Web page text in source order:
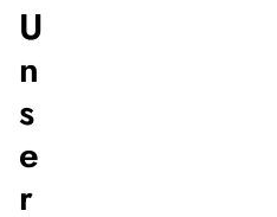
U
n
s
e
r